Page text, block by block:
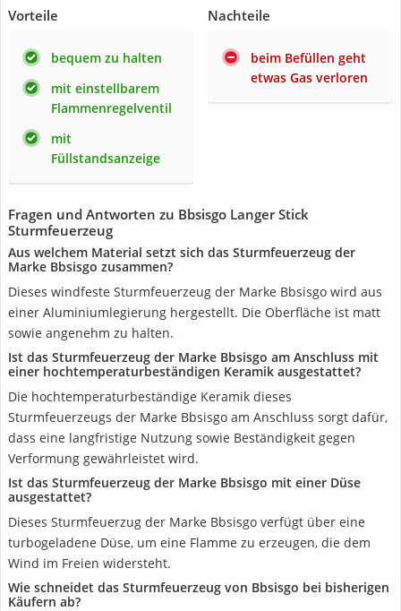
Vorteile
bequem zu halten
mit einstellbarem
Flammenregelventil
mit
Füllstandsanzeige
Nachteile
beim Befüllen geht
etwas Gas verloren
Fragen und Antworten zu Bbsisgo Langer Stick
Sturmfeuerzeug
Aus welchem Material setzt sich das Sturmfeuerzeug der
Marke Bbsisgo zusammen?
Dieses windfeste Sturmfeuerzeug der Marke Bbsisgo wird aus
einer Aluminiumlegierung hergestellt. Die Oberfläche ist matt
sowie angenehm zu halten.
Ist das Sturmfeuerzeug der Marke Bbsisgo am Anschluss mit
einer hochtemperaturbeständigen Keramik ausgestattet?
Die hochtemperaturbeständige Keramik dieses
Sturmfeuerzeugs der Marke Bbsisgo am Anschluss sorgt dafür,
dass eine langfristige Nutzung sowie Beständigkeit gegen
Verformung gewährleistet wird.
Ist das Sturmfeuerzeug der Marke Bbsisgo mit einer Düse
ausgestattet?
Dieses Sturmfeuerzug der Marke Bbsisgo verfügt über eine
turbogeladene Düse, um eine Flamme zu erzeugen, die dem
Wind im Freien widersteht.
Wie schneidet das Sturmfeuerzeug von Bbsisgo bei bisherigen
Käufern ab?